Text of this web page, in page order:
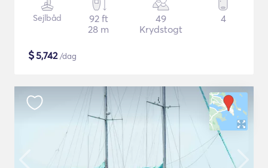
Sejlbåd
92 ft
28 m
49
Krydstogt
4
$5,742/dag